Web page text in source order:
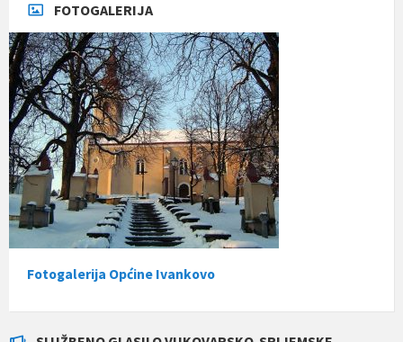
FOTOGALERIJA
Fotogalerija Općine Ivankovo